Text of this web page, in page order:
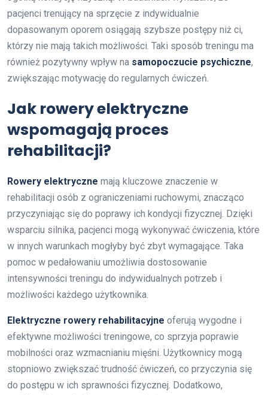
pacjenci trenujący na sprzęcie z indywidualnie
dopasowanym oporem osiągają szybsze postępy niż ci,
którzy nie mają takich możliwości. Taki sposób treningu ma
również pozytywny wpływ na samopoczucie psychiczne,
zwiększając motywację do regularnych ćwiczeń.
Jak rowery elektryczne
wspomagają proces
rehabilitacji?
Rowery elektryczne mają kluczowe znaczenie w
rehabilitacji osób z ograniczeniami ruchowymi, znacząco
przyczyniając się do poprawy ich kondycji fizycznej. Dzięki
wsparciu silnika, pacjenci mogą wykonywać ćwiczenia, które
w innych warunkach mogłyby być zbyt wymagające. Taka
pomoc w pedałowaniu umożliwia dostosowanie
intensywności treningu do indywidualnych potrzeb i
możliwości każdego użytkownika.
Elektryczne rowery rehabilitacyjne oferują wygodne i
efektywne możliwości treningowe, co sprzyja poprawie
mobilności oraz wzmacnianiu mięśni. Użytkownicy mogą
stopniowo zwiększać trudność ćwiczeń, co przyczynia się
do postępu w ich sprawności fizycznej. Dodatkowo,